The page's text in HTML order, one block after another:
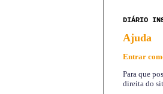
DIÁRIO
Ajuda
Entrar
Para que
direita do